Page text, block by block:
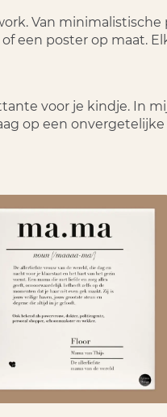
Van
een poster op maat.
voor je kindje. In
op een